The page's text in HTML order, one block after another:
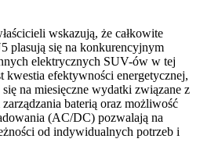
wskazują, że całkowite
plasują się na konkurencyjnym
elektrycznych SUV-ów w tej
kwestia efektywności energetycznej,
na miesięczne wydatki związane z
baterią oraz możliwość
(AC/DC) pozwalają na
od indywidualnych potrzeb i